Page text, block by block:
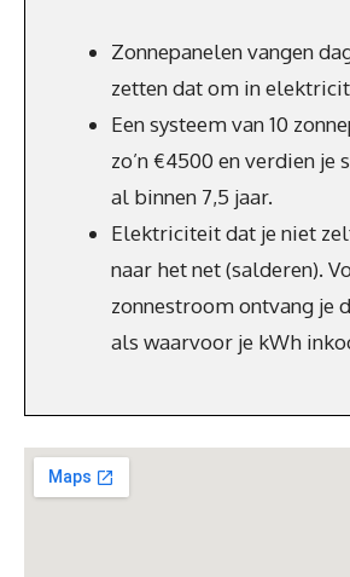
Zonnepanelen vangen
zetten dat om in
Een systeem van 10
zo’n €4500 en verdien je
al binnen 7,5 jaar.
Elektriciteit dat je niet
naar het net (salderen).
zonnestroom ontvang je
als waarvoor je kWh